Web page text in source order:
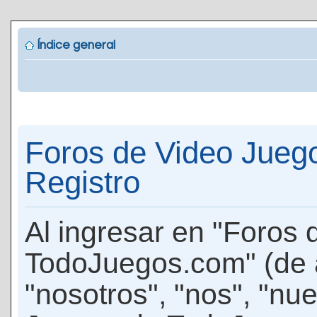
Índice general
Foros de Video
Registro
Al ingresar en "Foros
TodoJuegos.com"
"nosotros", "nos",